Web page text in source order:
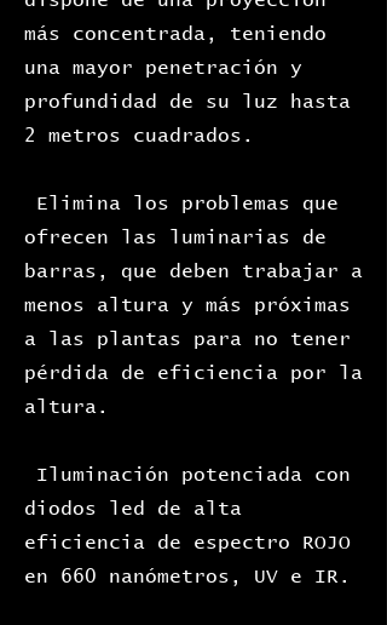
más concentrada, teniendo
una mayor penetración y
profundidad de su luz hasta
2 metros cuadrados.
Elimina los problemas que
ofrecen las luminarias de
barras, que deben trabajar a
menos altura y más próximas
a las plantas para no tener
pérdida de eficiencia por la
altura.
Iluminación potenciada con
diodos led de alta
eficiencia de espectro ROJO
en 660 nanómetros,
UV e IR.